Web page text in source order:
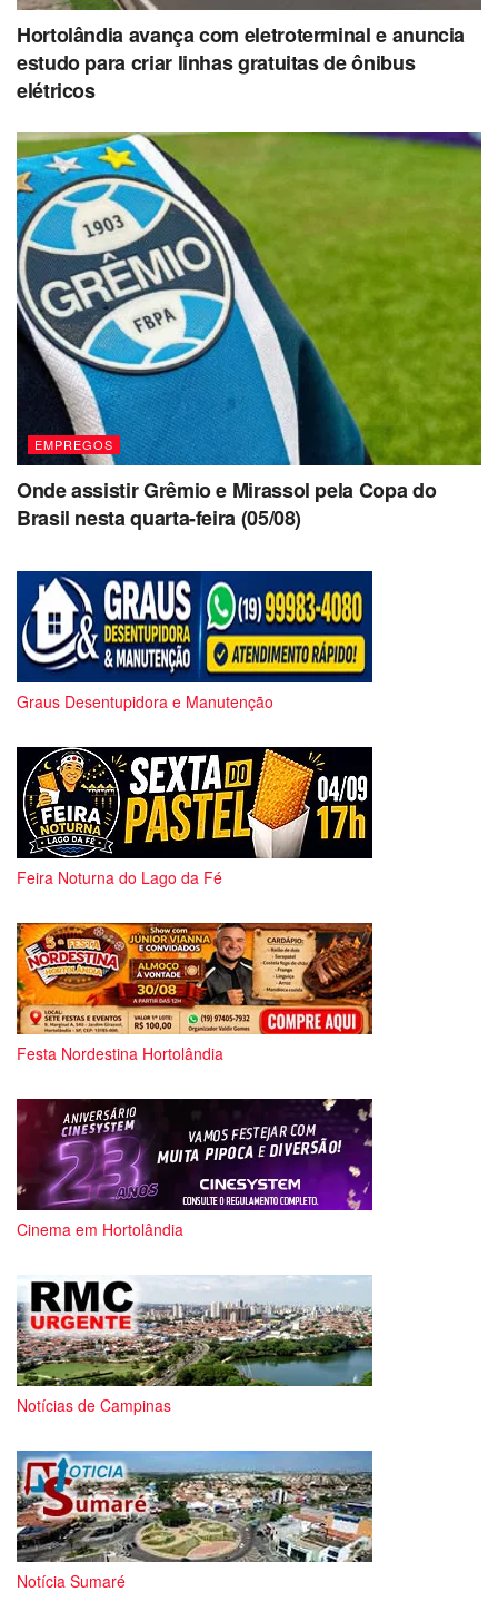
Hortolândia avança com eletroterminal e anuncia
estudo para criar linhas gratuitas de ônibus
elétricos
EMPREGOS
Onde assistir Grêmio e Mirassol pela Copa do
Brasil nesta quarta-feira (05/08)
Graus Desentupidora e Manutenção
Feira Noturna do Lago da Fé
Festa Nordestina Hortolândia
Cinema em Hortolândia
Notícias de Campinas
Notícia Sumaré